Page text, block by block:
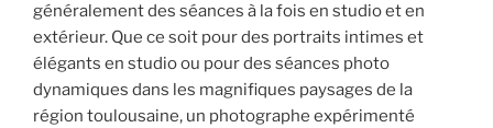
généralement des séances à la fois en studio et en
extérieur. Que ce soit pour des portraits intimes et
élégants en studio ou pour des séances photo
dynamiques dans les magnifiques paysages de la
région toulousaine, un photographe expérimenté